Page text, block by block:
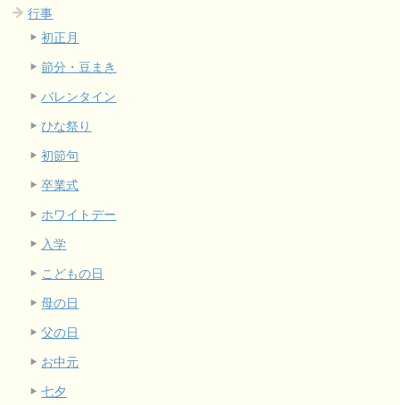
行事
初正月
節分・豆まき
バレンタイン
ひな祭り
初節句
卒業式
ホワイトデー
入学
こどもの日
母の日
父の日
お中元
七夕